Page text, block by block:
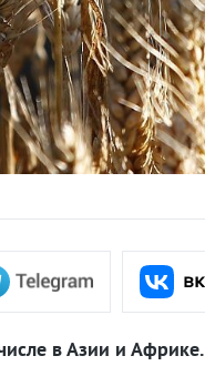
в Азии и Африке.